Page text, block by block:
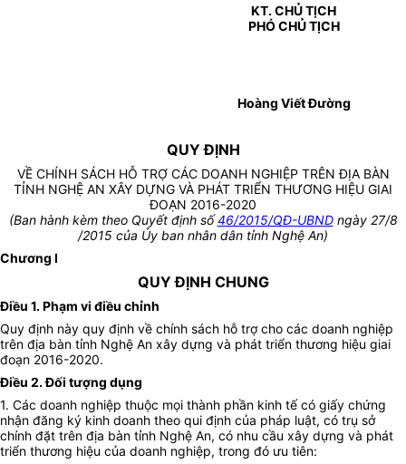
KT. CHỦ TỊCH
PHÓ CHỦ TỊCH
Hoàng Viết Đường
QUY ĐỊNH
VỀ CHÍNH SÁCH HỖ TRỢ CÁC DOANH NGHIỆP TRÊN ĐỊA BÀN
TỈNH NGHỆ AN XÂY DỰNG VÀ PHÁT TRIỂN THƯƠNG HIỆU GIAI
ĐOẠN 2016-2020
(Ban hành kèm theo Quyết định số46/2015/QĐ-UBNDngày 27/8
/2015 của Ủy ban nhân dân tỉnh Nghệ An)
Chương I
QUY ĐỊNH CHUNG
Điều 1. Phạm vi điều chỉnh
Quy định này quy định về chính sách hỗ trợ cho các doanh nghiệp
trên địa bàn tỉnh Nghệ An xây dựng và phát triển thương hiệu giai
đoạn 2016-2020.
Điều 2. Đối tượng dụng
1. Các doanh nghiệp thuộc mọi thành phần kinh tế có giấy chứng
nhận đăng ký kinh doanh theo qui định của pháp luật, có trụ sở
chính đặt trên địa bàn tỉnh Nghệ An, có nhu cầu xây dựng và phát
triển thương hiệu của doanh nghiệp, trong đó ưu tiên: